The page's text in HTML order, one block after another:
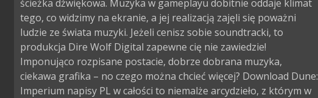
ścieżka dźwiękowa. Muzyka w gameplayu dobitnie oddaje klimat
tego, co widzimy na ekranie, a jej realizacją zajęli się poważni
ludzie ze świata muzyki. Jeżeli cenisz sobie soundtracki, to
produkcja Dire Wolf Digital zapewne cię nie zawiedzie!
Imponująco rozpisane postacie, dobrze dobrana muzyka,
ciekawa grafika – no czego można chcieć więcej? Download Dune:
Imperium napisy PL w całości to niemalże arcydzieło, z którym w